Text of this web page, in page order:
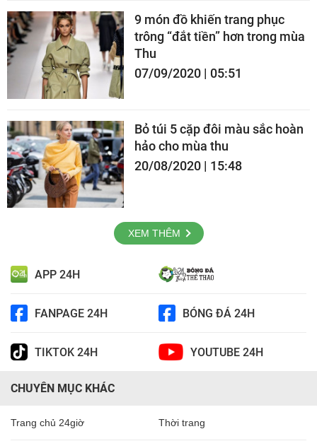
9 món đồ khiến trang phục
trông “đắt tiền” hơn trong mùa
Thu
07/09/2020 | 05:51
Bỏ túi 5 cặp đôi màu sắc hoàn
hảo cho mùa thu
20/08/2020 | 15:48
XEM THÊM
APP 24H
FANPAGE 24H BÓNG ĐÁ 24H
TIKTOK 24H YOUTUBE 24H
CHUYÊN MỤC KHÁC
Trang chủ 24giờ Thời trang